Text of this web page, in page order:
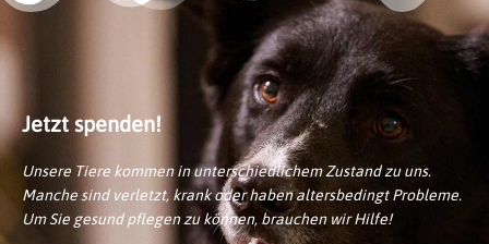
Jetzt spenden!
Unsere Tiere kommen in unterschiedlichem Zustand zu uns.
Manche sind verletzt, krank oder haben altersbedingt Probleme.
Um Sie gesund pflegen zu können, brauchen wir Hilfe!